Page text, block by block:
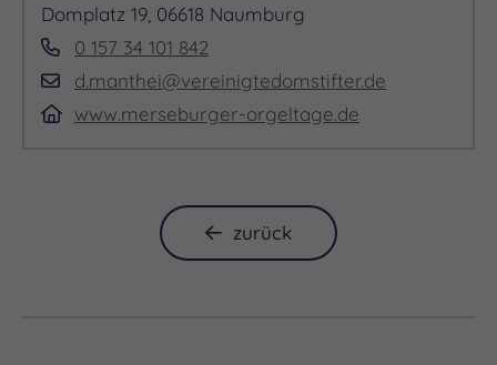
Mit „Ungarische Musiknacht Teil 1“ rückt Zoltán
Kodály als Komponist geistlicher Vokalmusik in
den Mittelpunkt. Sein Werk „Laudes Organi“ für
Chor und Orgel verbindet klangliche Strahlkraft,
Kodálys Schaffen in besonderer Weise
auszeichnet. Unter der Leitung von Soma Szabó
Domplatz 19, 06618 Naumburg
0 157 34 101 842
d.manthei@vereinigtedomstifter.de
www.merseburger-orgeltage.de
zurück